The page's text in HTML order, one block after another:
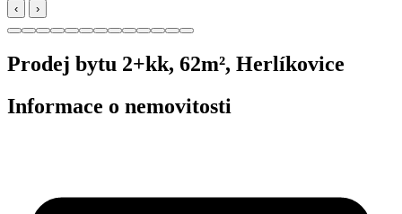
‹
›
Prodej bytu 2+kk, 62m², Herlíkovice
Informace o nemovitosti